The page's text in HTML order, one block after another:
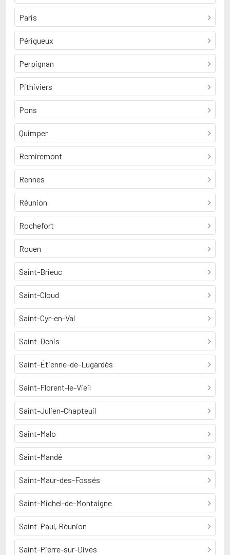
Paris
Périgueux
Perpignan
Pithiviers
Pons
Quimper
Remiremont
Rennes
Réunion
Rochefort
Rouen
Saint-Brieuc
Saint-Cloud
Saint-Cyr-en-Val
Saint-Denis
Saint-Étienne-de-Lugardès
Saint-Florent-le-Vieil
Saint-Julien-Chapteuil
Saint-Malo
Saint-Mandé
Saint-Maur-des-Fossés
Saint-Michel-de-Montaigne
Saint-Paul, Réunion
Saint-Pierre-sur-Dives